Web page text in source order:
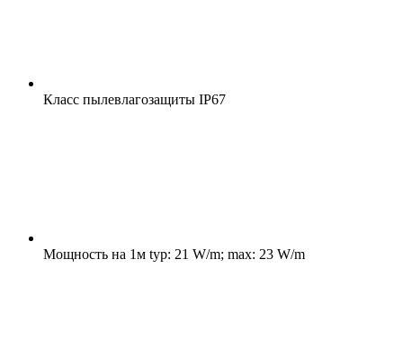
Класс пылевлагозащиты IP67
Мощность на 1м typ: 21 W/m; max: 23 W/m